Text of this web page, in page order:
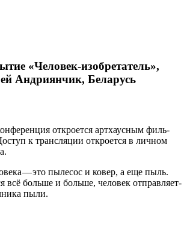
«Человек-изобретатель»,
Андриянчик, Беларусь
откро­ет­ся арт­ха­ус­ным филь­
к транс­ля­ции откро­ет­ся в лич­ном
— это пыле­сос и ковер, а еще пыль.
всё боль­ше и боль­ше, чело­век отправ­ля­ет­
пыли.